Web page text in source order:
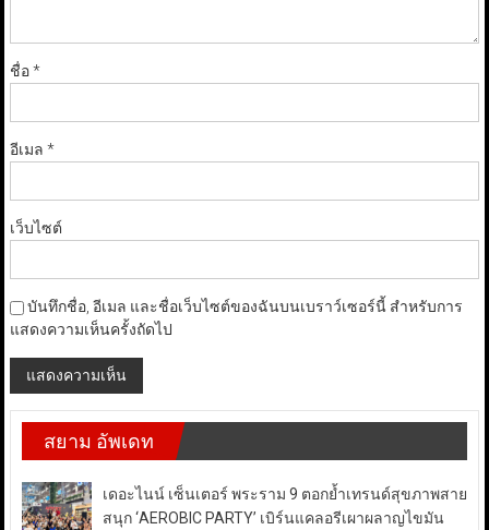
ชื่อ*
อีเมล *
เว็บไซต์
บันทึกชื่อ, อีเมล และชื่อเว็บไซต์ของฉันบนเบราว์เซอร์นี้ สำหรับการ
แสดงความเห็นครั้งถัดไป
สยาม อัพเดท
เดอะไนน์ เซ็นเตอร์ พระราม 9 ตอกย้ำเทรนด์สุขภาพสาย
สนุก ‘AEROBIC PARTY’ เบิร์นแคลอรีเผาผลาญไขมัน